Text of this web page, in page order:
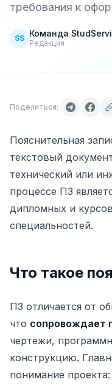
требования к
SS Команда
Редакция
Поделиться:
Пояснительная
текстовый
технический или
процессе ПЗ
дипломных и
специальностей.
Что такое
ПЗ отличается от
что сопровождает
чертежи,
конструкцию.
понимание